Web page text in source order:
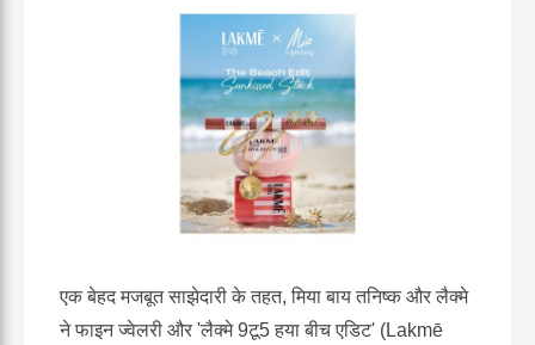
एक बेहद मजबूत साझेदारी के तहत, मिया बाय तनिष्क और लैक्मे
ने फाइन ज्वेलरी और 'लैक्मे 9टू5 हया बीच एडिट' (Lakmē